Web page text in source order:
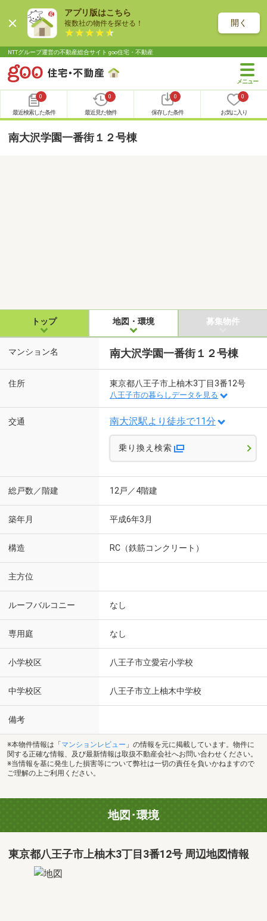
アプリ版はこちら
複数社の物件を探せる！ 開く
NTTグループ運営の不動産総合サイト goo住宅・不動産
0
最近検索した条件
0
最近見た物件
0
保存した条件
0
お気に入り
南大沢学園一番街１２号棟
トップ 地図・環境 募集物件
マンション名 南大沢学園一番街１２号棟
住所 東京都八王子市上柚木3丁目3番12号
八王子市の暮らしデータを見る
交通 南大沢駅より徒歩で11分
乗り換え検索
総戸数／階建 12戸／4階建
築年月 平成6年3月
構造 RC（鉄筋コンクリート）
主方位
ルーフバルコニー なし
専用庭 なし
小学校区 八王子市立愛宕小学校
中学校区 八王子市立上柚木中学校
備考
※本物件情報は「 マンションレビュー 」の情報を元に掲載しています。物件に
関する正確な情報、及び最新情報は取扱不動産会社へお問い合わせください。
※当情報を基に発生した損害等について弊社は一切の責任を負いかねますので
ご理解の上ご利用ください。
地図･環境
東京都八王子市上柚木3丁目3番12号 周辺地図情報